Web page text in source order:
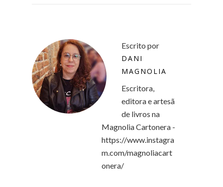
Escrito por
DANI
MAGNOLIA
Escritora,
editora e artesã
de livros na
Magnolia Cartonera -
https://www.instagra
m.com/magnoliacart
onera/